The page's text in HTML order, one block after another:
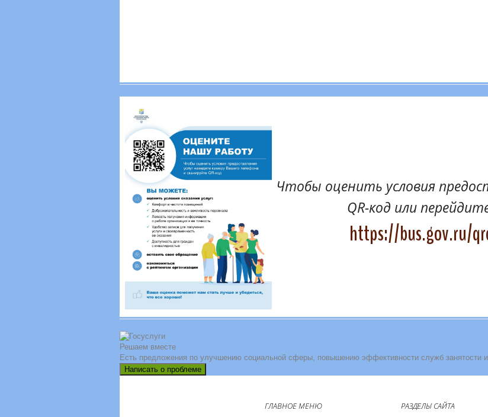
Чтобы оценить условия
QR-код или
https://bus.gov.ru/
Решаем вместе
Есть предложения по улучшению социальной сферы, повышению эффективности служб занятости
Написать о проблеме
ГЛАВНОЕ МЕНЮ РАЗДЕЛЫ САЙТА